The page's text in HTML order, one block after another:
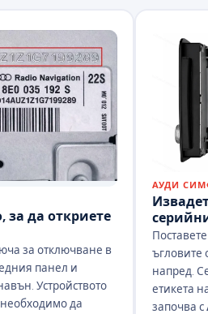
за да откриете
за отключване в
панел и
Устройството
да
АУДИ
ъгловите
напред.
етикета
започва с